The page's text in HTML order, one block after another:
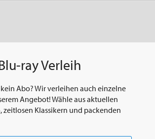
ray Verleih
Abo? Wir verleihen auch einzelne
Angebot! Wähle aus aktuellen
zeitlosen Klassikern und packenden